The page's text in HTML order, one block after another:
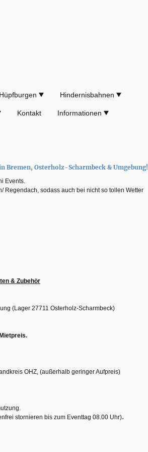
Hindernisbahnen
Kontakt Informationen
Bremen, Osterholz-Scharmbeck & Umgebung!
Events.
Regendach, sodass auch bei nicht so tollen Wetter
& Zubehör
(Lager 27711 Osterholz-Scharmbeck)
OHZ, (außerhalb geringer Aufpreis)
stornieren bis zum Eventtag 08.00 Uhr).